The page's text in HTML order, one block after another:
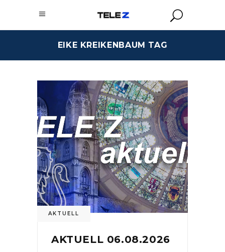
EIKE KREIKENBAUM TAG
AKTUELL
AKTUELL 06.08.2026